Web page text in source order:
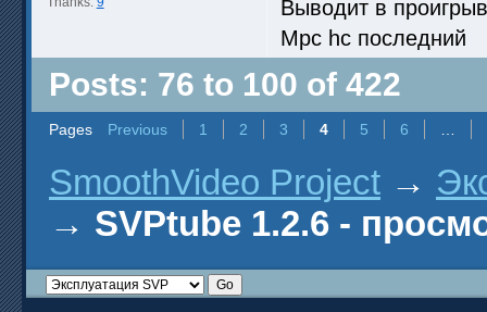
Выводит в
Mpc hc последний
Posts: 76 to 100 of 422
Pages Previous 1 2 3 4 5 6
SmoothVideo Project →
→ SVPtube 1.2.6 -